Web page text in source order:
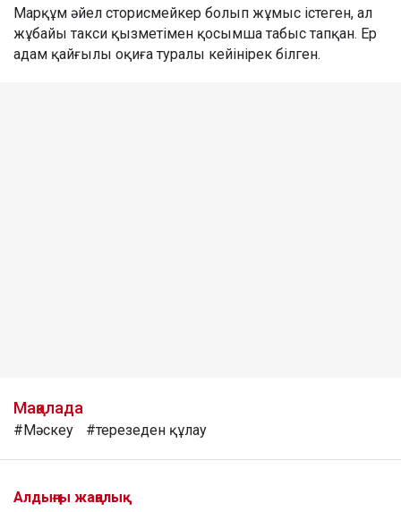
Марқұм әйел сторисмейкер болып жұмыс істеген, ал
жұбайы такси қызметімен қосымша табыс тапқан. Ер
адам қайғылы оқиға туралы кейінірек білген.
Мақалада
#Мәскеу #терезеден құлау
Алдыңғы жаңалық